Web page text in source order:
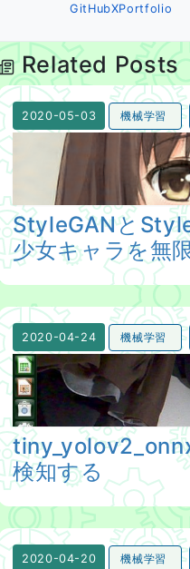
GitHubXPortfolio
Related Posts
2020-05-03 機械学習
StyleGANとStyleGAN2
StyleGANと
少女キャラを無
2020-04-24 機械学習
tiny_yolov2_onnx_camを
検知する
2020-04-20 機械学習